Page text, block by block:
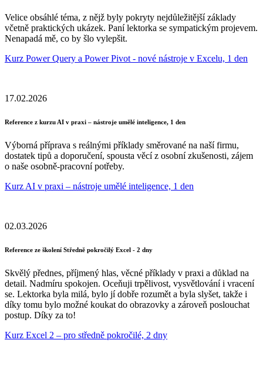
Velice obsáhlé téma, z nějž byly pokryty nejdůležitější základy
včetně praktických ukázek. Paní lektorka se sympatickým projevem.
Nenapadá mě, co by šlo vylepšit.
Kurz Power Query a Power Pivot - nové nástroje v Excelu, 1 den
17.02.2026
Reference z kurzu AI v praxi – nástroje umělé inteligence, 1 den
Výborná příprava s reálnými příklady směrované na naší firmu,
dostatek tipů a doporučení, spousta věcí z osobní zkušenosti, zájem
o naše osobně-pracovní potřeby.
Kurz AI v praxi – nástroje umělé inteligence, 1 den
02.03.2026
Reference ze školení Středně pokročilý Excel - 2 dny
Skvělý přednes, příjmený hlas, věcné příklady v praxi a důklad na
detail. Nadmíru spokojen. Oceňuji trpělivost, vysvětlování i vracení
se. Lektorka byla milá, bylo jí dobře rozumět a byla slyšet, takže i
díky tomu bylo možné koukat do obrazovky a zároveň poslouchat
postup. Díky za to!
Kurz Excel 2 – pro středně pokročilé, 2 dny